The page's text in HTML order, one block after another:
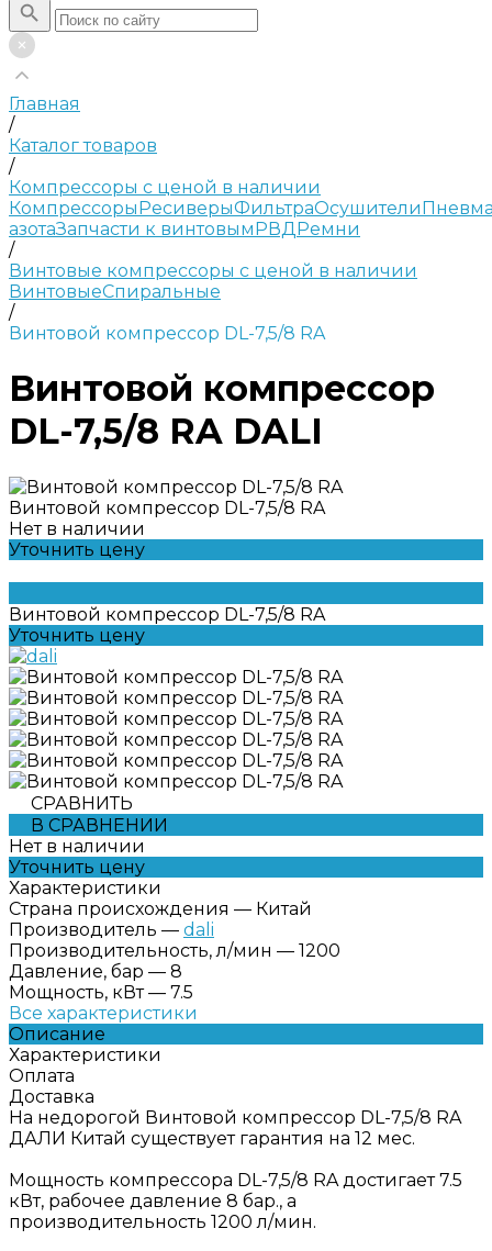
Главная
/
Каталог товаров
/
Компрессоры с ценой в наличии
КомпрессорыРесиверыФильтраОсушители
азотаЗапчасти к винтовымРВДРемни
/
Винтовые компрессоры с ценой в наличии
ВинтовыеСпиральные
/
Винтовой компрессор DL-7,5/8 RA
Винтовой компрессор
DL-7,5/8 RA DALI
Винтовой компрессор DL-7,5/8 RA
Нет в наличии
Уточнить цену
Винтовой компрессор DL-7,5/8 RA
Уточнить цену
СРАВНИТЬ
В СРАВНЕНИИ
Нет в наличии
Уточнить цену
Характеристики
Страна происхождения — Китай
Производитель — dali
Производительность, л/мин — 1200
Давление, бар — 8
Мощность, кВт — 7.5
Все характеристики
Описание
Характеристики
Оплата
Доставка
На недорогой Винтовой компрессор DL-7,5/8 RA
ДАЛИ Китай существует гарантия на 12 мес.
Мощность компрессора DL-7,5/8 RA достигает 7.5
кВт, рабочее давление 8 бар., а
производительность 1200 л/мин.